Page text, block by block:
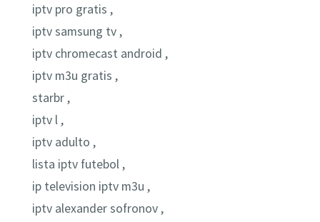
iptv pro gratis ,
iptv samsung tv ,
iptv chromecast android ,
iptv m3u gratis ,
starbr ,
iptv l ,
iptv adulto ,
lista iptv futebol ,
ip television iptv m3u ,
iptv alexander sofronov ,